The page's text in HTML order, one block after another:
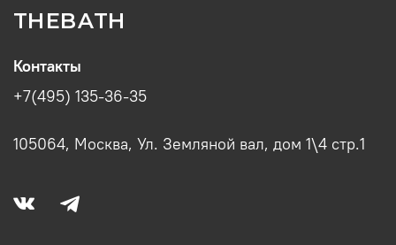
THEBATH
Контакты
+7(495) 135-36-35
105064, Москва, Ул. Земляной вал, дом 1\4 стр.1